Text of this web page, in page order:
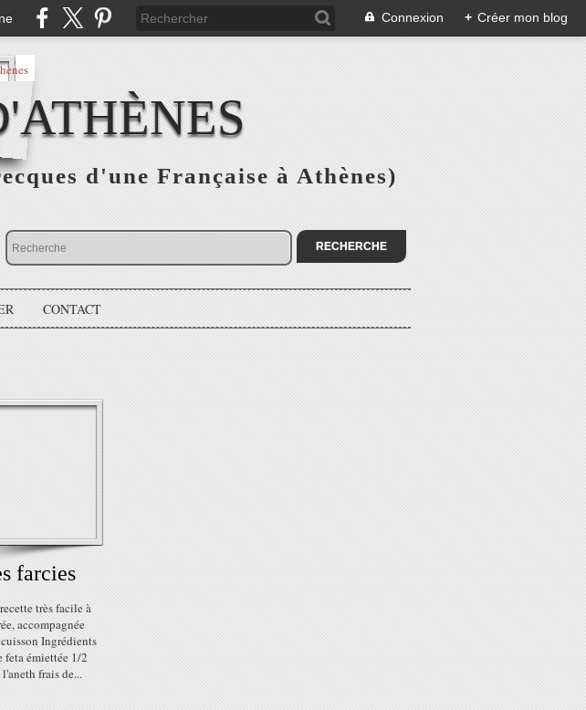
Connexion + Créer mon blog
d'une Française à Athènes)
CONTACT
farcies
très facile à
accompagnée
Ingrédients
feta émiettée 1/2
frais de...